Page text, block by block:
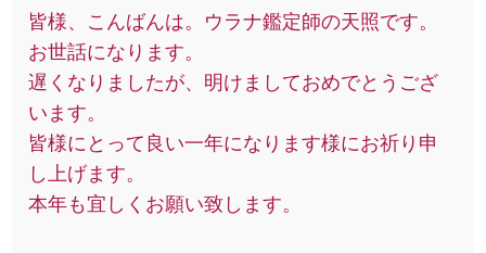
皆様、こんばんは。ウラナ鑑定師の天照です。
お世話になります。
遅くなりましたが、明けましておめでとうござ
います。
皆様にとって良い一年になります様にお祈り申
し上げます。
本年も宜しくお願い致します。